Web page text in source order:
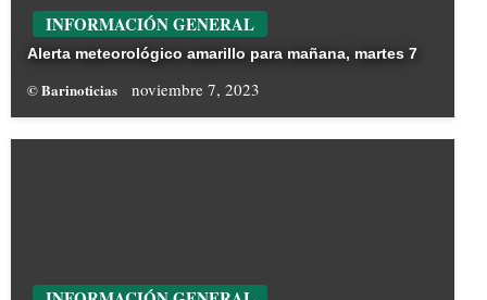
INFORMACIÓN GENERAL
Alerta meteorológico amarillo para mañana, martes 7
© Barinoticias noviembre 7, 2023